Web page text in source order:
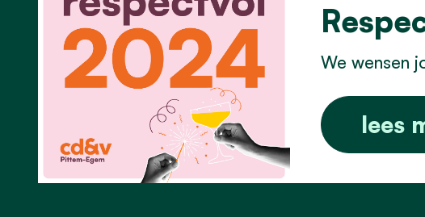
We wensen
lees